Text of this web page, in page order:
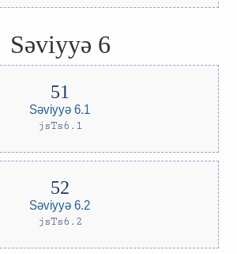
Səviyyə 6
Səviyyə 6.1
jsTs6.1
Səviyyə 6.2
jsTs6.2